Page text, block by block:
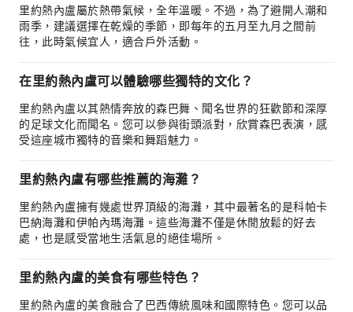
里約熱內盧屬於熱帶氣候，全年溫暖。不過，為了避開人潮和
雨季，建議選擇在乾燥的季節，即每年的五月至九月之間前
往，此時氣候宜人，適合戶外活動。
在里約熱內盧可以體驗哪些獨特的文化？
里約熱內盧以其熱情奔放的森巴舞、聞名世界的狂歡節和深厚
的足球文化而聞名。您可以參與街頭派對，欣賞森巴表演，感
受這座城市獨特的音樂和舞蹈魅力。
里約熱內盧有哪些推薦的海灘？
里約熱內盧擁有幾處世界頂級的海灘，其中最著名的是科帕卡
巴納海灘和伊帕內瑪海灘。這些海灘不僅是休閒放鬆的好去
處，也是感受當地生活氣息的絕佳場所。
里約熱內盧的美食有哪些特色？
里約熱內盧的美食融合了巴西傳統風味和國際特色。您可以品